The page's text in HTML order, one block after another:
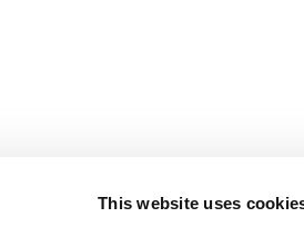
This website uses